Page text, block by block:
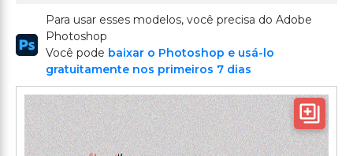
Para usar esses modelos, você precisa do Adobe
Photoshop
Você pode baixar o Photoshop e usá-lo
gratuitamente nos primeiros 7 dias